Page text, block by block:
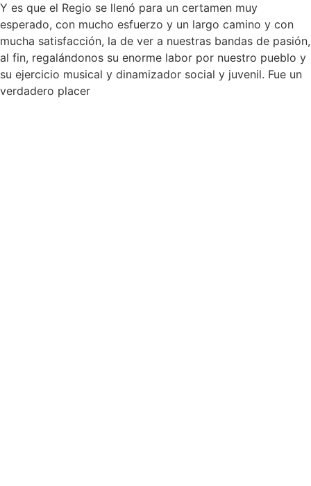
Y es que el Regio se llenó para un certamen muy
esperado, con mucho esfuerzo y un largo camino y con
mucha satisfacción, la de ver a nuestras bandas de pasión,
al fin, regalándonos su enorme labor por nuestro pueblo y
su ejercicio musical y dinamizador social y juvenil. Fue un
verdadero placer